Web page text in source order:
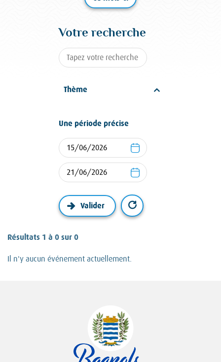
Votre recherche
Thème
Une période précise
Résultats 1 à 0 sur 0
Il n'y aucun événement actuellement.